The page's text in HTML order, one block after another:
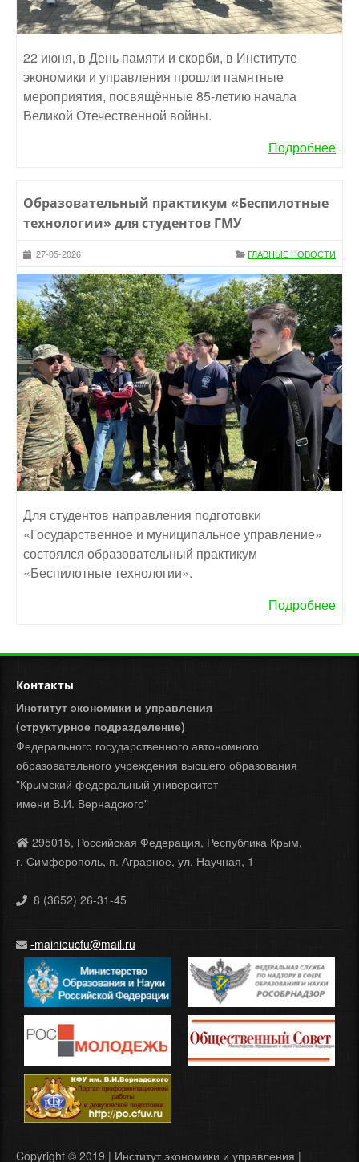
22 июня, в День памяти и скорби, в Институте
экономики и управления прошли памятные
мероприятия, посвящённые 85-летию начала
Великой Отечественной войны.
Подробнее
Образовательный практикум «Беспилотные
технологии» для студентов ГМУ
27-05-2026 ГЛАВНЫЕ НОВОСТИ
Для студентов направления подготовки
«Государственное и муниципальное управление»
состоялся образовательный практикум
«Беспилотные технологии».
Подробнее
Контакты
Институт экономики и управления
(структурное подразделение)
Федерального государственного автономного
образовательного учреждения высшего образования
"Крымский федеральный университет
имени В.И. Вернадского"
295015, Российская Федерация, Республика Крым,
г. Симферополь, п. Аграрное, ул. Научная, 1
8 (3652) 26-31-45
-mainieucfu@mail.ru
Copyright © 2019 | Институт экономики и управления |